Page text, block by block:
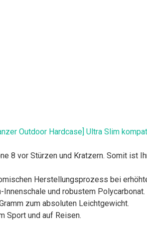
Outdoor Hardcase] Ultra Slim
8 vor Stürzen und Kratzern. Somit ist
Herstellungsprozess bei
und robustem Polycarbonat.
zum absoluten Leichtgewicht.
Sport und auf Reisen.